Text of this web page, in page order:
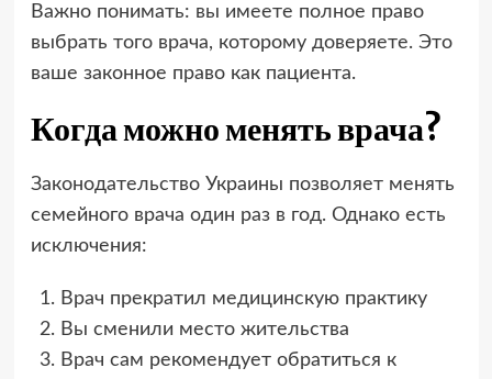
Важно понимать: вы имеете полное право
выбрать того врача, которому доверяете. Это
ваше законное право как пациента.
Когда можно менять врача?
Законодательство Украины позволяет менять
семейного врача один раз в год. Однако есть
исключения:
Врач прекратил медицинскую практику
Вы сменили место жительства
Врач сам рекомендует обратиться к